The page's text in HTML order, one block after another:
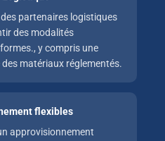
partenaires logistiques
des modalités
y compris une
matériaux réglementés.
flexibles
approvisionnement